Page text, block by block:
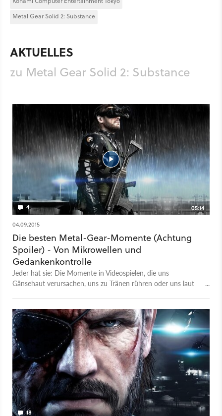
Metal Gear Solid 2: Substance
AKTUELLES
zu Metal Gear Solid 2: Substance
4
05:14
04.09.2015
Die besten Metal-Gear-Momente (Achtung
Spoiler) - Von Mikrowellen und
Gedankenkontrolle
Jeder hat sie: Die Momente in Videospielen, die uns
Gänsehaut verursachen, uns zu Tränen rühren oder uns laut
Teile umspannt, ist natürlich Vorsicht geboten: Achtung,
SPOILER !
18